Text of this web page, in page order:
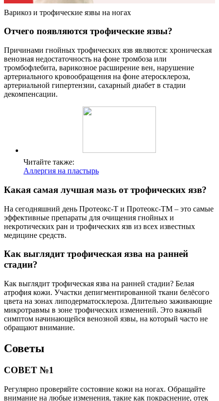
Варикоз и трофические язвы на ногах
Отчего появляются трофические язвы?
Причинами гнойных трофических язв являются: хроническая
венозная недостаточность на фоне тромбоза или
тромбофлебита, варикозное расширение вен, нарушение
артериального кровообращения на фоне атеросклероза,
артериальной гипертензии, сахарный диабет в стадии
декомпенсации.
Читайте также:
Аллергия на пластырь
Какая самая лучшая мазь от трофических язв?
На сегодняшний день Протеокс-Т и Протеокс-ТМ – это самые
эффективные препараты для очищения гнойных и
некротических ран и трофических язв из всех известных
медицине средств.
Как выглядит трофическая язва на ранней
стадии?
Как выглядит трофическая язва на ранней стадии? Белая
атрофия кожи. Участки депигментированной ткани белёсого
цвета на зонах липодерматосклероза. Длительно заживающие
микротравмы в зоне трофических изменений. Это важный
симптом начинающейся венозной язвы, на который часто не
обращают внимание.
Советы
СОВЕТ №1
Регулярно проверяйте состояние кожи на ногах. Обращайте
внимание на любые изменения, такие как покраснение, отек